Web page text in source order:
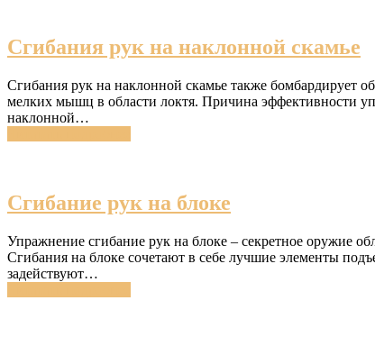
Сгибания рук на наклонной скамье
Сгибания рук на наклонной скамье также бомбардирует
мелких мышц в области локтя. Причина эффективности
наклонной…
Сгибание рук на блоке
Упражнение сгибание рук на блоке – секретное оружие
Сгибания на блоке сочетают в себе лучшие элементы
задействуют…